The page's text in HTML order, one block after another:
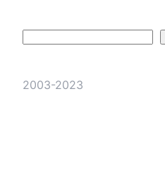
2003-2023